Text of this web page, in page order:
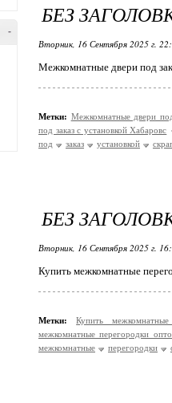
-
БЕЗ
Вторник, 16 Сентября 2025 г.
Межкомнатные двери под
Метки: Межкомнатные двери
под заказ с установкой Хабаровс
под
заказ установкой
БЕЗ
Вторник, 16 Сентября 2025 г.
Купить межкомнатные
Метки:
Купить
межкомнатные перегородки
межкомнатные
перегородки